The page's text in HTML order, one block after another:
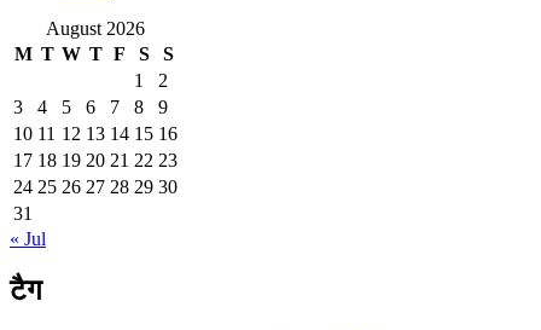
August 2026
M T W T F S
S
1
2
3
4 5 6 7 8
9
10 11 12 13 14 15 16
17 18 19 20 21 22 23
24 25 26 27 28 29 30
31
« Jul
टैग